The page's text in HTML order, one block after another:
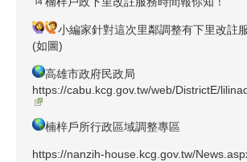
小編家針對這次里鄰調整有下里改註
(如圖)
高雄市政府民政局
https://cabu.kcg.gov.tw/web/DistrictE/
楠梓戶所行政區域調整專區
https://nanzih-house.kcg.gov.tw/